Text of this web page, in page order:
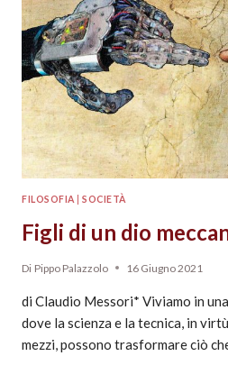
FILOSOFIA |SOCIETÀ
Figli di un dio
Di Pippo Palazzolo 16 Giugno 2021
di Claudio Messori* Viviamo in
dove la scienza e la tecnica, in
mezzi, possono trasformare ciò